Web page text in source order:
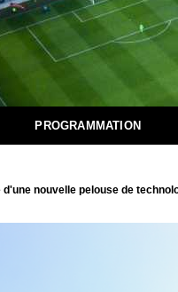
PROGRAMMATION
d'une nouvelle pelouse de